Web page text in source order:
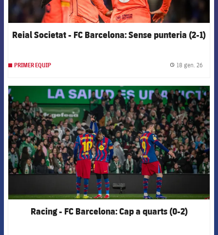
Reial Societat - FC Barcelona: Sense punteria (2-1)
PRIMER EQUIP 18 gen. 26
FCB Barcelona badge
Racing - FC Barcelona: Cap a quarts (0-2)